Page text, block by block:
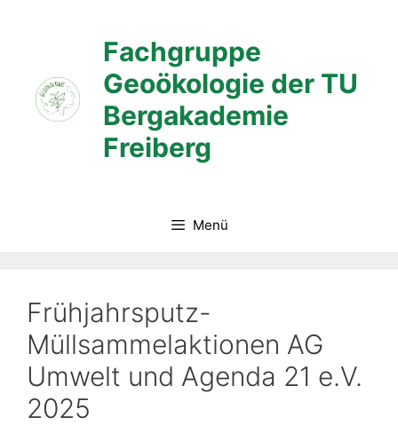
Fachgruppe
Geoökologie der TU
Bergakademie
Freiberg
Menü
Frühjahrsputz-
Müllsammelaktionen AG
Umwelt und Agenda 21 e.V.
2025